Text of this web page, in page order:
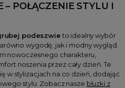
– POŁĄCZENIE STYLU I
podeszwie to idealny wybór
wygodę, jak i modny wygląd.
nowoczesnego charakteru,
noszenia przez cały dzień. Te
w stylizacjach na co dzień, dodając
stylu. Zobacz nasze bluzki z